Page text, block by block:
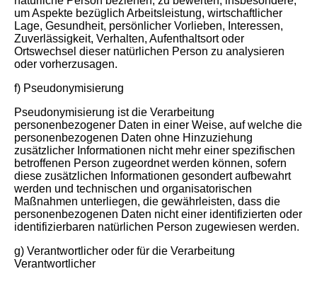
um Aspekte bezüglich Arbeitsleistung, wirtschaftlicher
Lage, Gesundheit, persönlicher Vorlieben, Interessen,
Zuverlässigkeit, Verhalten, Aufenthaltsort oder
Ortswechsel dieser natürlichen Person zu analysieren
oder vorherzusagen.
f) Pseudonymisierung
Pseudonymisierung ist die Verarbeitung
personenbezogener Daten in einer Weise, auf welche die
personenbezogenen Daten ohne Hinzuziehung
zusätzlicher Informationen nicht mehr einer spezifischen
betroffenen Person zugeordnet werden können, sofern
diese zusätzlichen Informationen gesondert aufbewahrt
werden und technischen und organisatorischen
Maßnahmen unterliegen, die gewährleisten, dass die
personenbezogenen Daten nicht einer identifizierten oder
identifizierbaren natürlichen Person zugewiesen werden.
g) Verantwortlicher oder für die Verarbeitung
Verantwortlicher